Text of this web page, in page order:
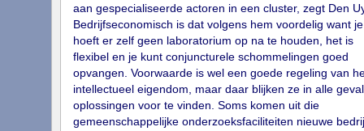
aan gespecialiseerde actoren in een cluster, zegt Den
Bedrijfseconomisch is dat volgens hem voordelig want je
hoeft er zelf geen laboratorium op na te houden, het is
flexibel en je kunt conjuncturele schommelingen goed
opvangen. Voorwaarde is wel een goede regeling van
intellectueel eigendom, maar daar blijken ze in alle
oplossingen voor te vinden. Soms komen uit die
gemeenschappelijke onderzoeksfaciliteiten nieuwe